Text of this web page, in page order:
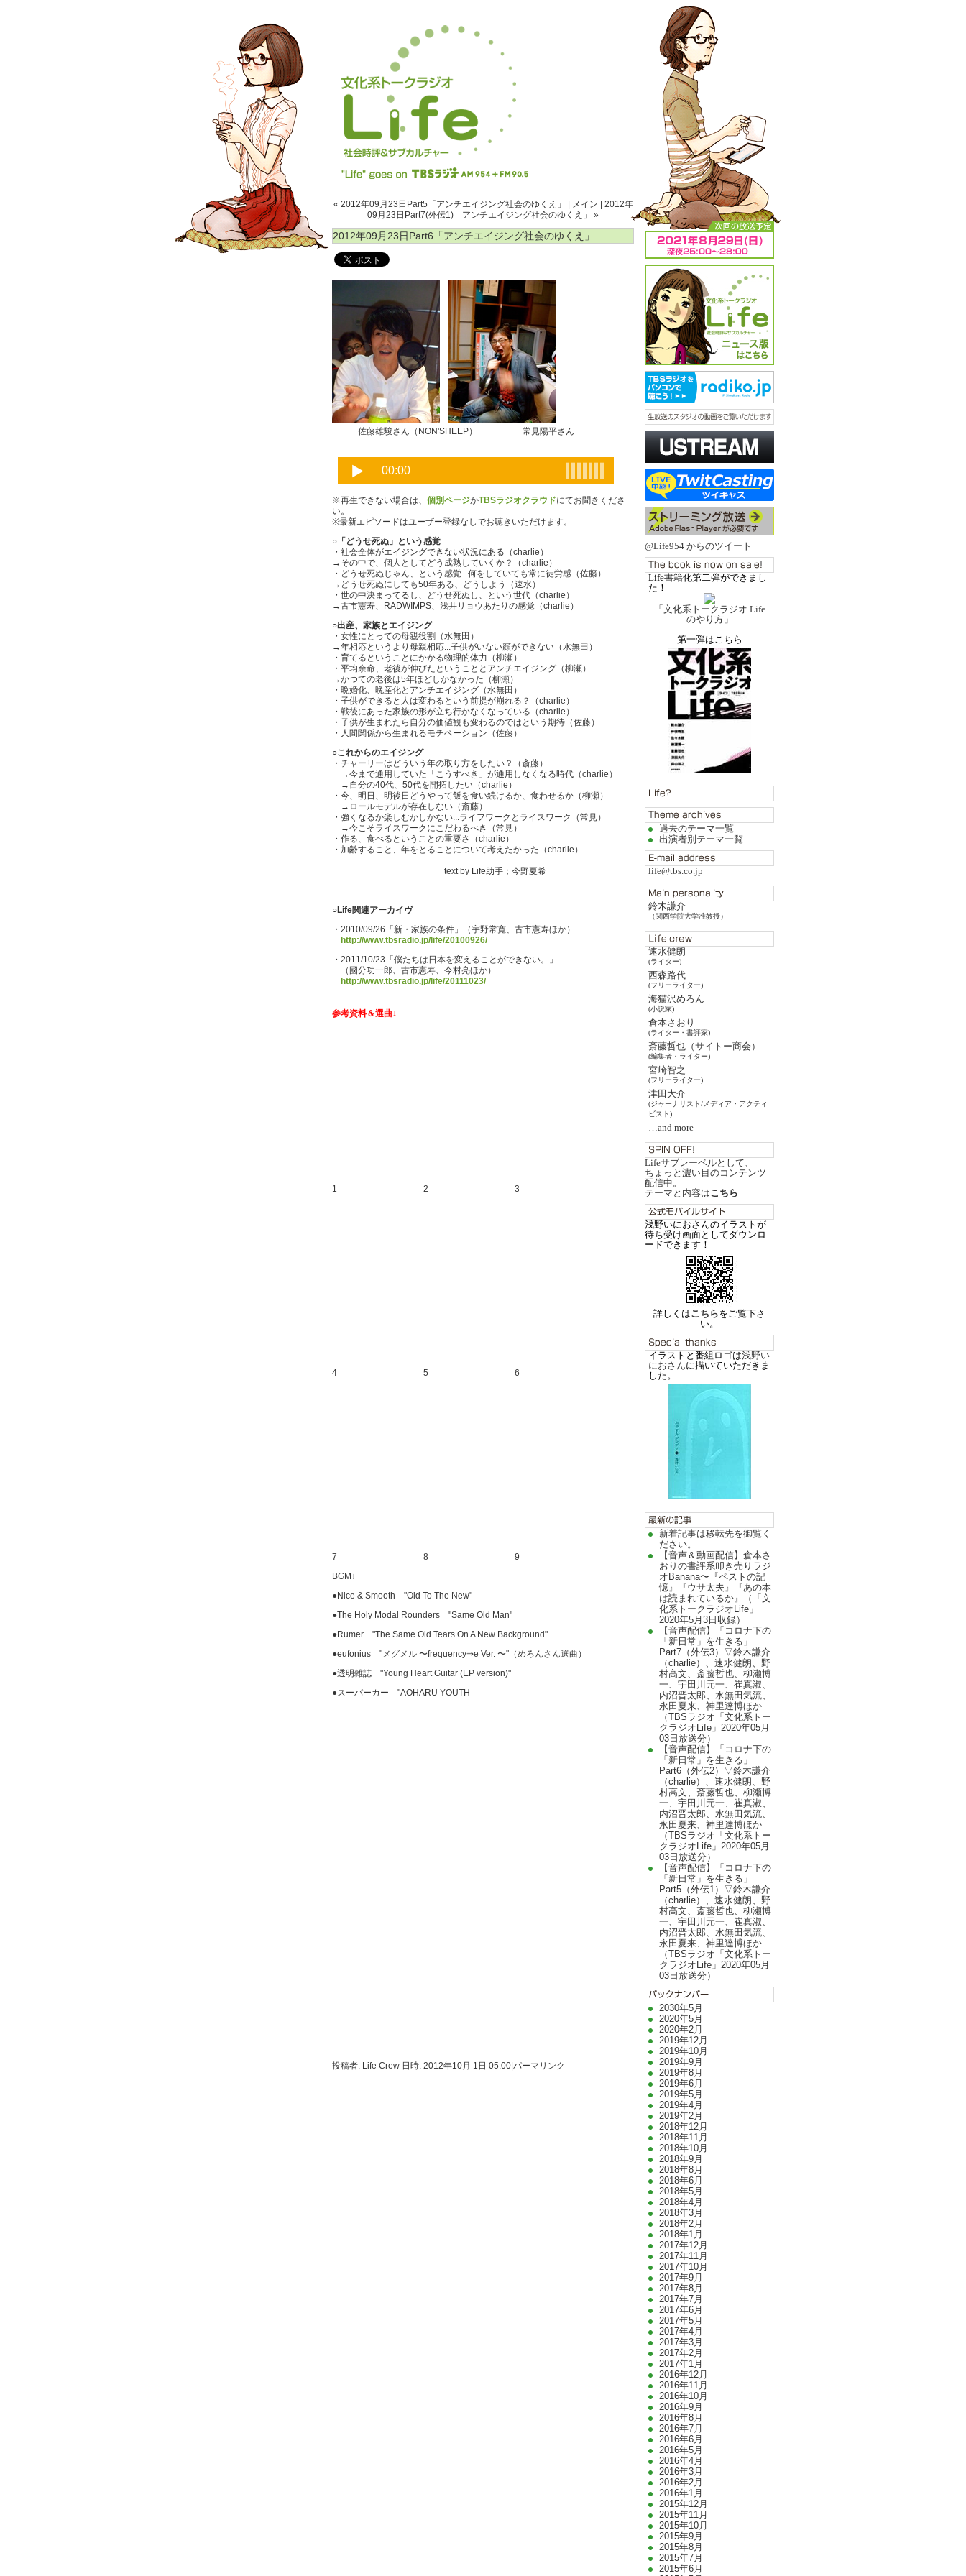
@Life954 からのツイート
Life書籍化第二弾ができまし
た！
「文化系トークラジオ Life
のやり方」
第一弾はこちら
過去のテーマ一覧
出演者別テーマ一覧
life@tbs.co.jp
鈴木謙介
（関西学院大学准教授）
速水健朗
(ライター)
西森路代
(フリーライター)
海猫沢めろん
(小説家)
倉本さおり
(ライター・書評家)
斎藤哲也（サイトー商会）
(編集者・ライター)
宮崎智之
(フリーライター)
津田大介
(ジャーナリスト/メディア・アクティ
ビスト)
…and more
Lifeサブレーベルとして、
ちょっと濃い目のコンテンツ
配信中。
テーマと内容はこちら
浅野いにおさんのイラストが
待ち受け画面としてダウンロ
ードできます！
詳しくはこちらをご覧下さ
い。
イラストと番組ロゴは浅野い
におさんに描いていただきま
した。
新着記事は移転先を御覧く
ださい。
【音声＆動画配信】倉本さ
おりの書評系叩き売りラジ
オBanana〜『ペストの記
憶』『ウサ太夫』『あの本
は読まれているか』（「文
化系トークラジオLife」
2020年5月3日収録）
【音声配信】「コロナ下の
「新日常」を生きる」
Part7（外伝3）▽鈴木謙介
（charlie）、速水健朗、野
村高文、斎藤哲也、柳瀬博
一、宇田川元一、崔真淑、
内沼晋太郎、水無田気流、
永田夏来、神里達博ほか
（TBSラジオ「文化系トー
クラジオLife」2020年05月
03日放送分）
【音声配信】「コロナ下の
「新日常」を生きる」
Part6（外伝2）▽鈴木謙介
（charlie）、速水健朗、野
村高文、斎藤哲也、柳瀬博
一、宇田川元一、崔真淑、
内沼晋太郎、水無田気流、
永田夏来、神里達博ほか
（TBSラジオ「文化系トー
クラジオLife」2020年05月
03日放送分）
【音声配信】「コロナ下の
「新日常」を生きる」
Part5（外伝1）▽鈴木謙介
（charlie）、速水健朗、野
村高文、斎藤哲也、柳瀬博
一、宇田川元一、崔真淑、
内沼晋太郎、水無田気流、
永田夏来、神里達博ほか
（TBSラジオ「文化系トー
クラジオLife」2020年05月
03日放送分）
2030年5月
2020年5月
2020年2月
2019年12月
2019年10月
2019年9月
2019年8月
2019年6月
2019年5月
2019年4月
2019年2月
2018年12月
2018年11月
2018年10月
2018年9月
2018年8月
2018年6月
2018年5月
2018年4月
2018年3月
2018年2月
2018年1月
2017年12月
2017年11月
2017年10月
2017年9月
2017年8月
2017年7月
2017年6月
2017年5月
2017年4月
2017年3月
2017年2月
2017年1月
2016年12月
2016年11月
2016年10月
2016年9月
2016年8月
2016年7月
2016年6月
2016年5月
2016年4月
2016年3月
2016年2月
2016年1月
2015年12月
2015年11月
2015年10月
2015年9月
2015年8月
2015年7月
2015年6月
« 2012年09月23日Part5「アンチエイジング社会のゆくえ」 メイン
2012年
09月23日Part7(外伝1)「アンチエイジング社会のゆくえ」 »
2012年09月23日Part6「アンチエイジング社会のゆくえ」
佐藤雄駿さん（NON'SHEEP） 常見陽平さん
※再生できない場合は、 個別ページかTBSラジオクラウドにてお聞きくださ
い。
※最新エピソードはユーザー登録なしでお聴きいただけます。
○「どうせ死ぬ」という感覚
・社会全体がエイジングできない状況にある（charlie）
→その中で、個人としてどう成熟していくか？（charlie）
・どうせ死ぬじゃん、という感覚...何をしていても常に徒労感（佐藤）
→どうせ死ぬにしても50年ある、どうしよう（速水）
・世の中決まってるし、どうせ死ぬし、という世代（charlie）
→古市憲寿、RADWIMPS、浅井リョウあたりの感覚（charlie）
○出産、家族とエイジング
・女性にとっての母親役割（水無田）
→年相応というより母親相応...子供がいない顔ができない（水無田）
・育てるということにかかる物理的体力（柳瀬）
・平均余命、老後が伸びたということとアンチエイジング（柳瀬）
→かつての老後は5年ほどしかなかった（柳瀬）
・晩婚化、晩産化とアンチエイジング（水無田）
・子供ができると人は変わるという前提が崩れる？（charlie）
・戦後にあった家族の形が立ち行かなくなっている（charlie）
・子供が生まれたら自分の価値観も変わるのではという期待（佐藤）
・人間関係から生まれるモチベーション（佐藤）
○これからのエイジング
・チャーリーはどういう年の取り方をしたい？（斎藤）
→今まで通用していた「こうすべき」が通用しなくなる時代（charlie）
→自分の40代、50代を開拓したい（charlie）
・今、明日、明後日どうやって飯を食い続けるか、食わせるか（柳瀬）
→ロールモデルが存在しない（斎藤）
・強くなるか楽しむかしかない...ライフワークとライスワーク（常見）
→今こそライスワークにこだわるべき（常見）
・作る、食べるということの重要さ（charlie）
・加齢すること、年をとることについて考えたかった（charlie）
text by Life助手；今野夏希
○Life関連アーカイヴ
・2010/09/26「新・家族の条件」（宇野常寛、古市憲寿ほか）
http://www.tbsradio.jp/life/20100926/
・2011/10/23「僕たちは日本を変えることができない。」
（國分功一郎、古市憲寿、今村亮ほか）
http://www.tbsradio.jp/life/20111023/
参考資料＆選曲↓
1 2 3
4 5 6
7 8
9
BGM↓
●Nice & Smooth "Old To The New"
●The Holy Modal Rounders "Same Old Man"
●Rumer "The Same Old Tears On A New Background"
●eufonius "メグメル 〜frequency⇒e Ver. 〜"（めろんさん選曲）
●透明雑誌 "Young Heart Guitar (EP version)"
●スーパーカー "AOHARU YOUTH
投稿者: Life Crew 日時: 2012年10月 1日 05:00 パーマリンク